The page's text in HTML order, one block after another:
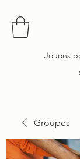
Jouons
Groupes